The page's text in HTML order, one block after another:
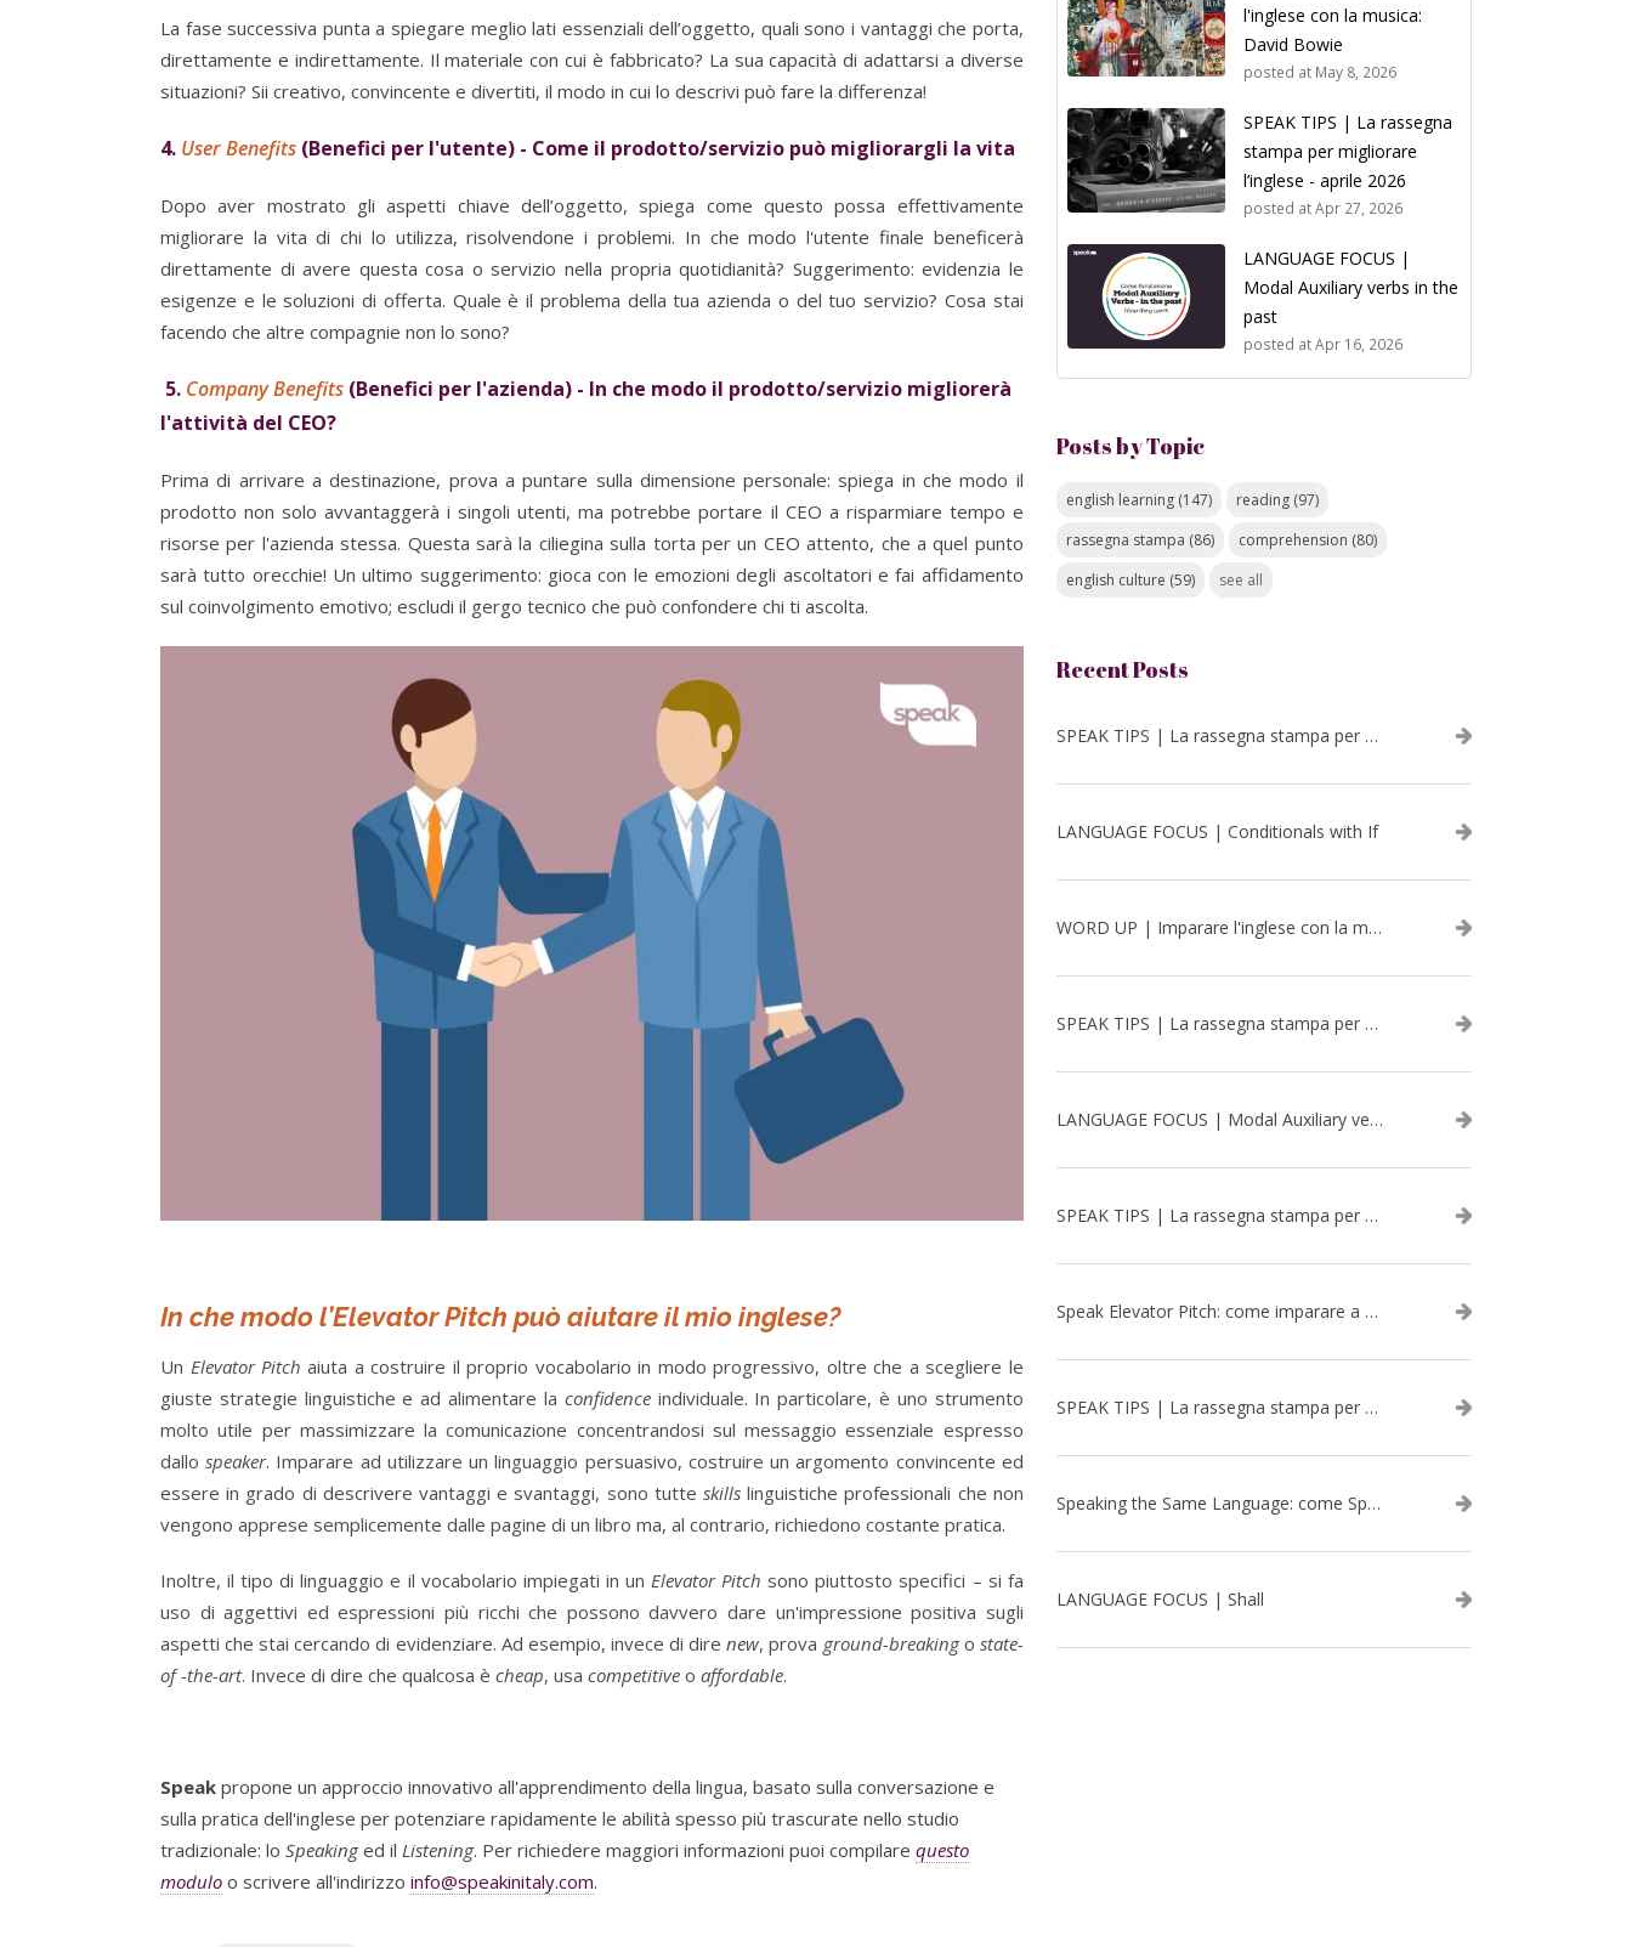
La fase successiva punta a spiegare meglio lati essenziali dell’oggetto, quali sono i vantaggi che porta,
direttamente e indirettamente. Il materiale con cui è fabbricato? La sua capacità di adattarsi a diverse
situazioni? Sii creativo, convincente e divertiti, il modo in cui lo descrivi può fare la differenza!
4. User Benefits (Benefici per l'utente) - Come il prodotto/servizio può migliorargli la vita
Dopo aver mostrato gli aspetti chiave dell’oggetto, spiega come questo possa effettivamente
migliorare la vita di chi lo utilizza, risolvendone i problemi. In che modo l'utente finale beneficerà
direttamente di avere questa cosa o servizio nella propria quotidianità? Suggerimento: evidenzia le
esigenze e le soluzioni di offerta. Quale è il problema della tua azienda o del tuo servizio? Cosa stai
facendo che altre compagnie non lo sono?
5. Company Benefits (Benefici per l'azienda) - In che modo il prodotto/servizio migliorerà
l'attività del CEO?
Prima di arrivare a destinazione, prova a puntare sulla dimensione personale: spiega in che modo il
prodotto non solo avvantaggerà i singoli utenti, ma potrebbe portare il CEO a risparmiare tempo e
risorse per l'azienda stessa. Questa sarà la ciliegina sulla torta per un CEO attento, che a quel punto
sarà tutto orecchie! Un ultimo suggerimento: gioca con le emozioni degli ascoltatori e fai affidamento
sul coinvolgimento emotivo; escludi il gergo tecnico che può confondere chi ti ascolta.
In che modo l’Elevator Pitch può aiutare il mio inglese?
Un Elevator Pitch aiuta a costruire il proprio vocabolario in modo progressivo, oltre che a scegliere le
giuste strategie linguistiche e ad alimentare la confidenceindividuale. In particolare, è uno strumento
molto utile per massimizzare la comunicazione concentrandosi sul messaggio essenziale espresso
dallospeaker. Imparare ad utilizzare un linguaggio persuasivo, costruire un argomento convincente ed
essere in grado di descrivere vantaggi e svantaggi, sono tutte skillslinguistiche professionali che non
vengono apprese semplicemente dalle pagine di un libro ma, al contrario, richiedono costante pratica.
Inoltre, il tipo di linguaggio e il vocabolario impiegati in unElevator Pitch sono piuttosto specifici – si fa
uso di aggettivi ed espressioni più ricchi che possono davvero dare un'impressione positiva sugli
aspetti che stai cercando di evidenziare. Ad esempio, invece di direnew, prova ground-breakingo state-
of -the-art. Invece di dire che qualcosa è cheap, usa competitive o affordable.
Speak propone un approccio innovativo all'apprendimento della lingua, basato sulla conversazione e
sulla pratica dell'inglese per potenziare rapidamente le abilità spesso più trascurate nello studio
tradizionale: lo Speakinged il Listening. Per richiedere maggiori informazioni puoi compilare questo
modulo o scrivere all'indirizzo info@speakinitaly.com.
l'inglese con la musica:
David Bowie
posted at May 8, 2026
SPEAK TIPS | La rassegna
stampa per migliorare
l’inglese - aprile 2026
posted atApr 27, 2026
LANGUAGE FOCUS |
Modal Auxiliary verbs in the
past
posted atApr 16, 2026
Posts by Topic
english learning (147) reading (97)
rassegna stampa (86) comprehension (80)
english culture (59) see all
Recent Posts
SPEAK TIPS | La rassegna stampa per migliorare l’inglese - luglio 2026
LANGUAGE FOCUS | Conditionals with If
WORD UP | Imparare l'inglese con la musica: David Bowie
SPEAK TIPS | La rassegna stampa per migliorare l’inglese - aprile 2026
LANGUAGE FOCUS | Modal Auxiliary verbs in the past
SPEAK TIPS | La rassegna stampa per migliorare l’inglese - marzo 2026
Speak Elevator Pitch: come imparare a gestire una presentazione in inglese
SPEAK TIPS | La rassegna stampa per migliorare l’inglese - febbraio 2026
Speaking the Same Language: come Speak aiuta a rafforzare i team attraverso il Team Building in inglese
LANGUAGE FOCUS | Shall